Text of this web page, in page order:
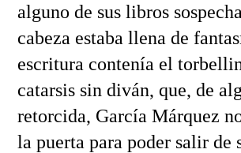
alguno de sus libros
cabeza estaba llena de
escritura contenía el
catarsis sin diván, que, de
retorcida, García Márquez
la puerta para poder salir de